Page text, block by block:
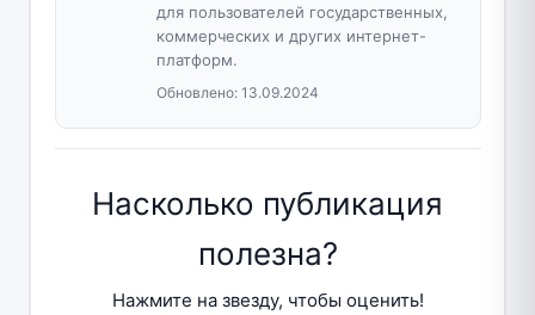
для пользователей государственных,
коммерческих и других интернет-
платформ.
Обновлено: 13.09.2024
Насколько публикация
полезна?
Нажмите на звезду, чтобы оценить!